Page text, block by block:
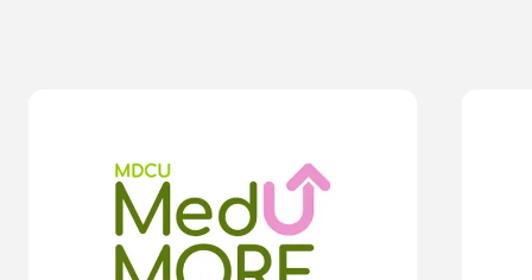
โรคภาวะขากระตุกขณะหลับ รบกวนการนอนอย่างมีคุณภาพ
0.0 0rating)
moreDetails